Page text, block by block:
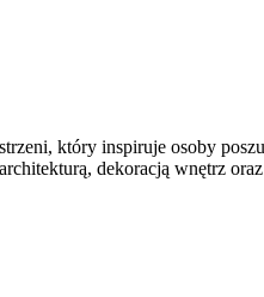
który inspiruje osoby
dekoracją wnętrz